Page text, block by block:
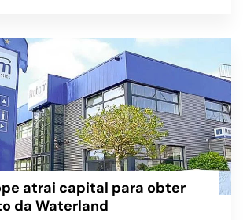
atrai capital para obter
da Waterland